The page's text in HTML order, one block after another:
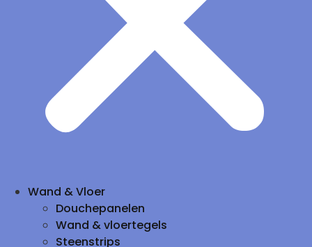
Wand & Vloer
Douchepanelen
Wand & vloertegels
Steenstrips